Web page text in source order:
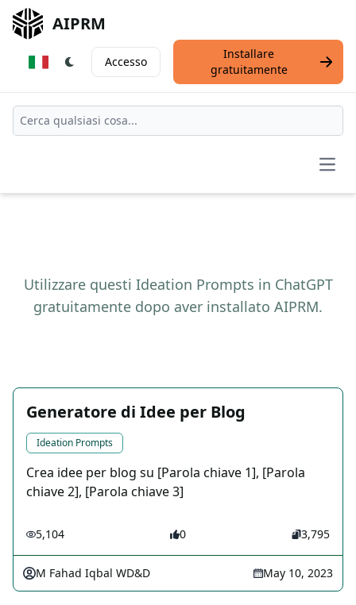
AIPRM
Accesso
Installare
gratuitamente
Utilizzare questi Ideation Prompts in ChatGPT
gratuitamente dopo aver installato AIPRM.
Generatore di Idee per Blog
Ideation Prompts
Crea idee per blog su [Parola chiave 1], [Parola
chiave 2], [Parola chiave 3]
5,104 0 3,795
M Fahad Iqbal WD&D May 10, 2023